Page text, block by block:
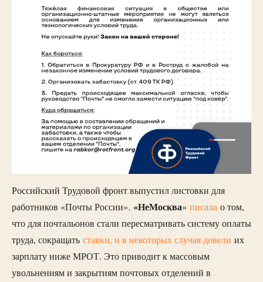
Российский Трудовой фронт выпустил листовки для
работников «Почты России». «НеМосква» писала о том,
что для почтальонов стали пересматривать систему оплаты
труда, сокращать ставки, и в некоторых случая довели их
зарплату ниже МРОТ. Это приводит к массовым
увольнениям и закрытиям почтовых отделений в